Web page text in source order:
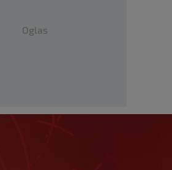
Oglas